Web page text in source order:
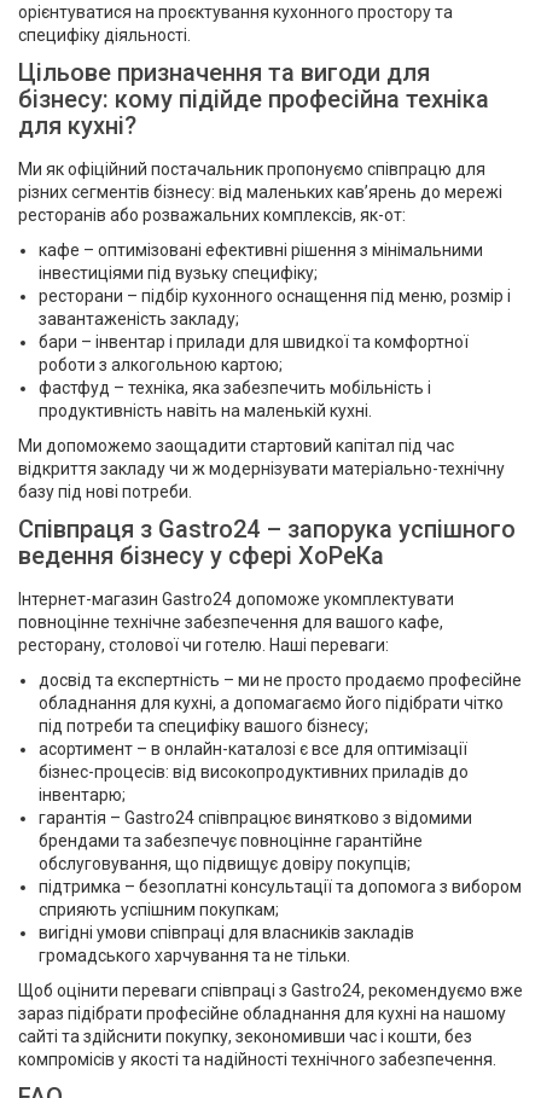
орієнтуватися на проєктування кухонного простору та
специфіку діяльності.
Цільове призначення та вигоди для
бізнесу: кому підійде професійна техніка
для кухні?
Ми як офіційний постачальник пропонуємо співпрацю для
різних сегментів бізнесу: від маленьких кав’ярень до мережі
ресторанів або розважальних комплексів, як-от:
кафе – оптимізовані ефективні рішення з мінімальними
інвестиціями під вузьку специфіку;
ресторани – підбір кухонного оснащення під меню, розмір і
завантаженість закладу;
бари – інвентар і прилади для швидкої та комфортної
роботи з алкогольною картою;
фастфуд – техніка, яка забезпечить мобільність і
продуктивність навіть на маленькій кухні.
Ми допоможемо заощадити стартовий капітал під час
відкриття закладу чи ж модернізувати матеріально-технічну
базу під нові потреби.
Співпраця з Gastro24 – запорука успішного
ведення бізнесу у сфері ХоРеКа
Інтернет-магазин Gastro24 допоможе укомплектувати
повноцінне технічне забезпечення для вашого кафе,
ресторану, столової чи готелю. Наші переваги:
досвід та експертність – ми не просто продаємо професійне
обладнання для кухні, а допомагаємо його підібрати чітко
під потреби та специфіку вашого бізнесу;
асортимент – в онлайн-каталозі є все для оптимізації
бізнес-процесів: від високопродуктивних приладів до
інвентарю;
гарантія – Gastro24 співпрацює винятково з відомими
брендами та забезпечує повноцінне гарантійне
обслуговування, що підвищує довіру покупців;
підтримка – безоплатні консультації та допомога з вибором
сприяють успішним покупкам;
вигідні умови співпраці для власників закладів
громадського харчування та не тільки.
Щоб оцінити переваги співпраці з Gastro24, рекомендуємо вже
зараз підібрати професійне обладнання для кухні на нашому
сайті та здійснити покупку, зекономивши час і кошти, без
компромісів у якості та надійності технічного забезпечення.